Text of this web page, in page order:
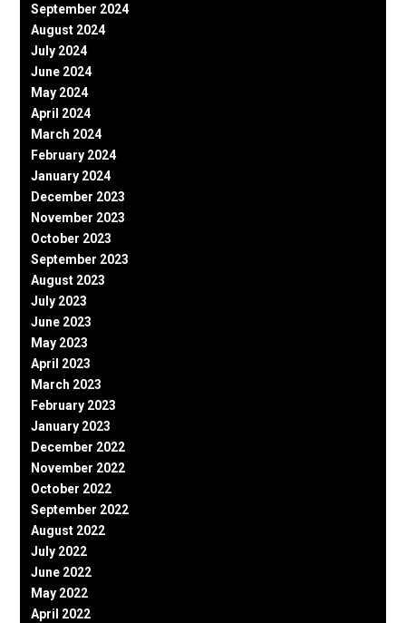
September 2024
August 2024
July 2024
June 2024
May 2024
April 2024
March 2024
February 2024
January 2024
December 2023
November 2023
October 2023
September 2023
August 2023
July 2023
June 2023
May 2023
April 2023
March 2023
February 2023
January 2023
December 2022
November 2022
October 2022
September 2022
August 2022
July 2022
June 2022
May 2022
April 2022